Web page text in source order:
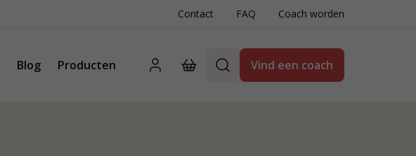
Contact FAQ Coach worden
Blog Producten Vind een coach